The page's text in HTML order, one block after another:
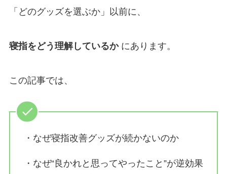
「どのグッズを選ぶか」以前に、
寝指をどう理解しているかにあります。
この記事では、
・なぜ寝指改善グッズが続かないのか
・なぜ“良かれと思ってやったこと”が逆効果